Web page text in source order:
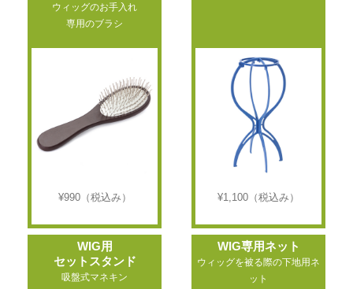
ウィッグのお手入れ
専用のブラシ
¥990（税込み） ¥1,100 （税込み）
WIG用
セットスタンド
吸盤式マネキン
WIG専用ネット
ウィッグを被る際の下地用ネ
ット